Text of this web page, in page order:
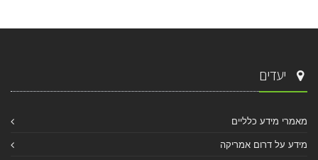
יעדים
מאמרי מידע כלליים
מידע על דרום אמריקה